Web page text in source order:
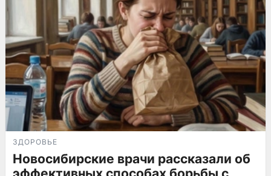
ЗДОРОВЬЕ
Новосибирские врачи рассказали об